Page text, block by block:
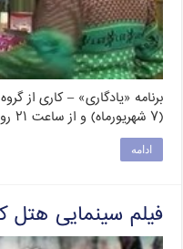
برنامه «یادگاری» – کاری از
(۷ شهریورماه) و از ساعت ۲۱ روی …
ادامه
فیلم سینمایی هتل